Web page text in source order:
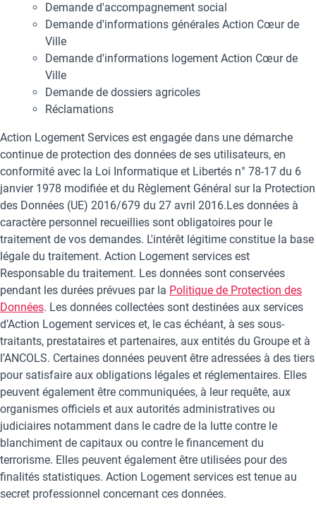
Demande d'accompagnement social
Demande d'informations générales Action Cœur de
Ville
Demande d'informations logement Action Cœur de
Ville
Demande de dossiers agricoles
Réclamations
Action Logement Services est engagée dans une démarche
continue de protection des données de ses utilisateurs, en
conformité avec la Loi Informatique et Libertés n° 78-17 du 6
janvier 1978 modifiée et du Règlement Général sur la Protection
des Données (UE) 2016/679 du 27 avril 2016.Les données à
caractère personnel recueillies sont obligatoires pour le
traitement de vos demandes. L'intérêt légitime constitue la base
légale du traitement. Action Logement services est
Responsable du traitement. Les données sont conservées
pendant les durées prévues par la Politique de Protection des
Données. Les données collectées sont destinées aux services
d’Action Logement services et, le cas échéant, à ses sous-
traitants, prestataires et partenaires, aux entités du Groupe et à
l’ANCOLS. Certaines données peuvent être adressées à des tiers
pour satisfaire aux obligations légales et réglementaires. Elles
peuvent également être communiquées, à leur requête, aux
organismes officiels et aux autorités administratives ou
judiciaires notamment dans le cadre de la lutte contre le
blanchiment de capitaux ou contre le financement du
terrorisme. Elles peuvent également être utilisées pour des
finalités statistiques. Action Logement services est tenue au
secret professionnel concernant ces données.